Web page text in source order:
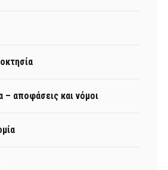
– αποφάσεις και νόμοι